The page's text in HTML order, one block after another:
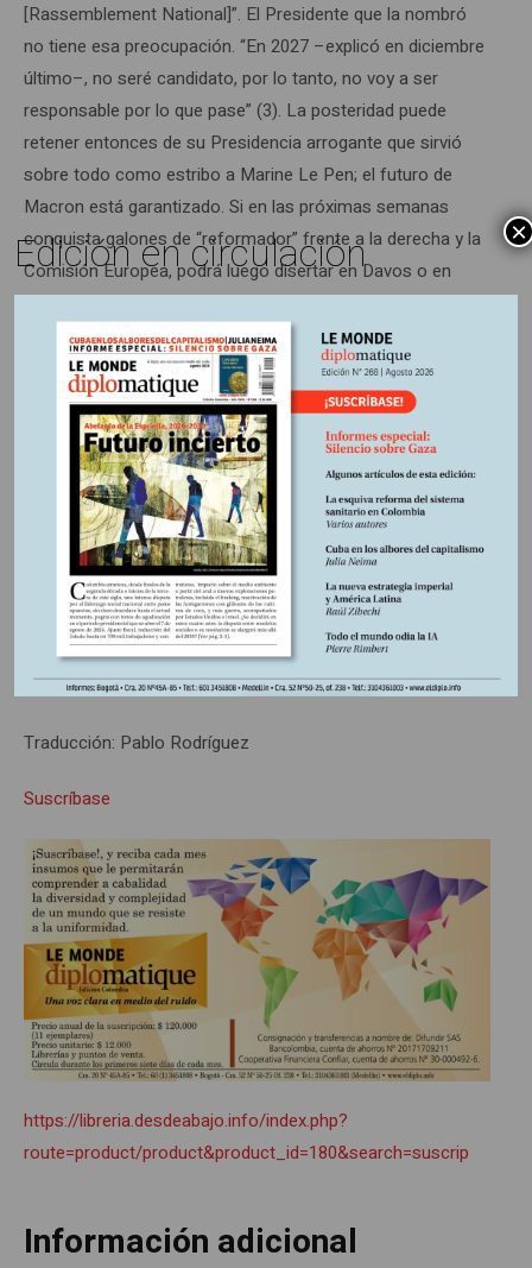
[Rassemblement National]”. El Presidente que la nombró
no tiene esa preocupación. “En 2027 –explicó en diciembre
último–, no seré candidato, por lo tanto, no voy a ser
responsable por lo que pase” (3). La posteridad puede
retener entonces de su Presidencia arrogante que sirvió
sobre todo como estribo a Marine Le Pen; el futuro de
Macron está garantizado. Si en las próximas semanas
conquista galones de “reformador” frente a la derecha y la
Comisión Europea, podrá luego disertar en Davos o en
Qatar, y aspirar a la dirección de Uber, de Netflix o de un
gran banco de negocios internacional. ã
Jean-Louis Bourlanges, citado porL’Opinion,París,
29/30-9-17.
2. Según el Observatorio de las Desigualdades, la
esperanza de vida a los 35 años de los ejecutivos sin
problemas sensoriales y físicos es de 34 años, contra 24
años de los obreros.
Le Monde, París, 8/9-1-23.
*Director deLe Monde diplomatique.
Traducción: Pablo Rodríguez
Suscríbase
https://libreria.desdeabajo.info/index.php?
route=product/product&product_id=180&search=suscrip
Información adicional
Edición en circulación ×